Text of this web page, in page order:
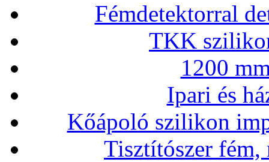
Fémdetektorral
TKK
1200
Ipari és
Kőápoló szilikon
Tisztítószer